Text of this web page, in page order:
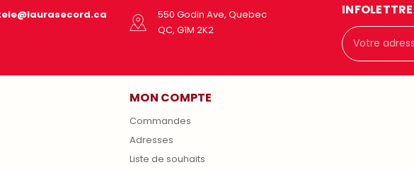
550 Godin Ave, Quebec
QC, G1M 2K2
INFOLETTRE
Adresse
courriel
MON COMPTE
Commandes
Adresses
Liste de souhaits